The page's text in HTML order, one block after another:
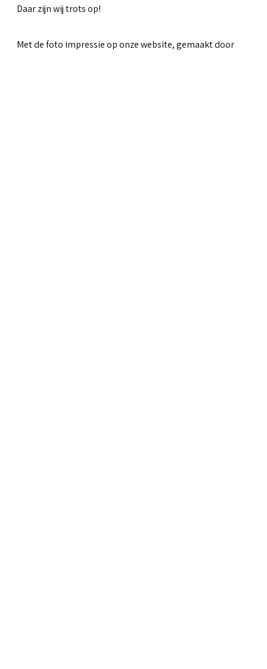
Daar zijn wij trots op!
Met de foto impressie op onze website, gemaakt door